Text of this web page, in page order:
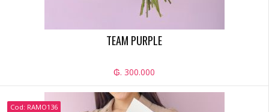
TEAM PURPLE
₲. 300.000
Cod: RAMO136